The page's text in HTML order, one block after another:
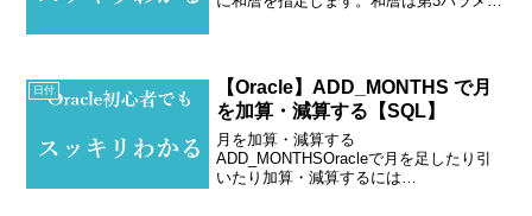
日付
【Oracle】ADD_MONTHS で月
を加算・減算する【SQL】
月を加算・減算する
ADD_MONTHSOracleで月を足したり引
いたり加算・減算するには